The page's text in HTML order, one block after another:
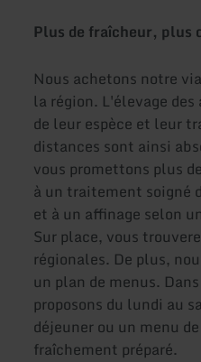
Plus de fraîcheur, plus
Nous achetons notre
la région. L'élevage
de leur espèce et leur
distances sont ainsi
vous promettons plus
à un traitement soigné
et à un affinage selon
Sur place, vous
régionales. De plus,
un plan de menus.
proposons du lundi au
déjeuner ou un menu
fraîchement préparé.